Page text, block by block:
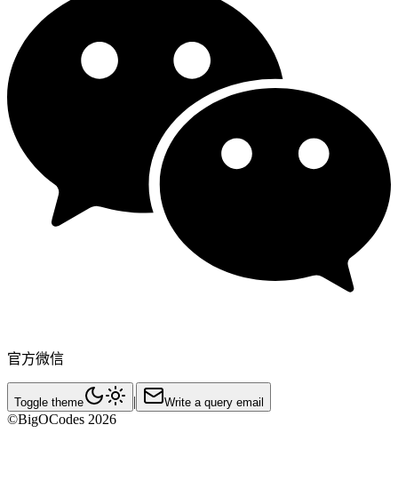
官方微信
Toggle theme | Write a query email
©BigOCodes 2026